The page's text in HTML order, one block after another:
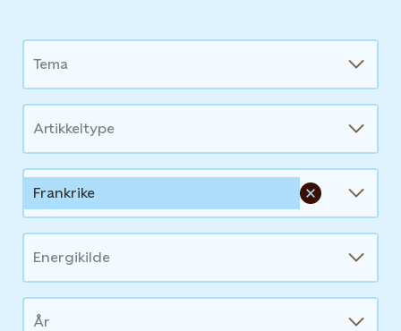
News
Tema
Artikkeltype
Frankrike
Energikilde
År